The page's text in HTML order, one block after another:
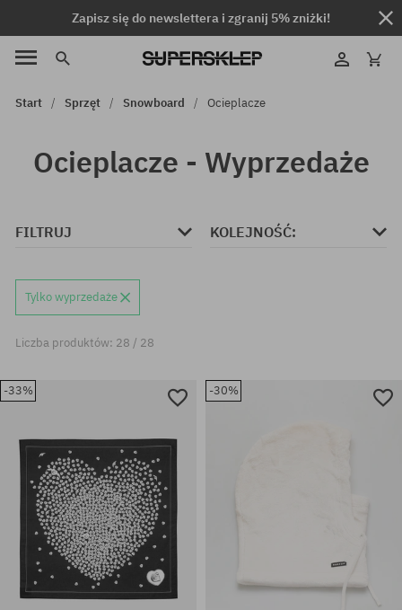
Zapisz się do newslettera i zgranij 5% zniżki!
Start Sprzęt Snowboard Ocieplacze
Ocieplacze - Wyprzedaże
FILTRUJ KOLEJNOŚĆ:
Tylko wyprzedaże
Liczba produktów: 28 / 28
-33% -30%